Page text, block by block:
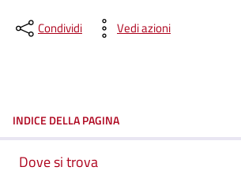
Condividi Vedi azioni
INDICE DELLA PAGINA
Dove si trova